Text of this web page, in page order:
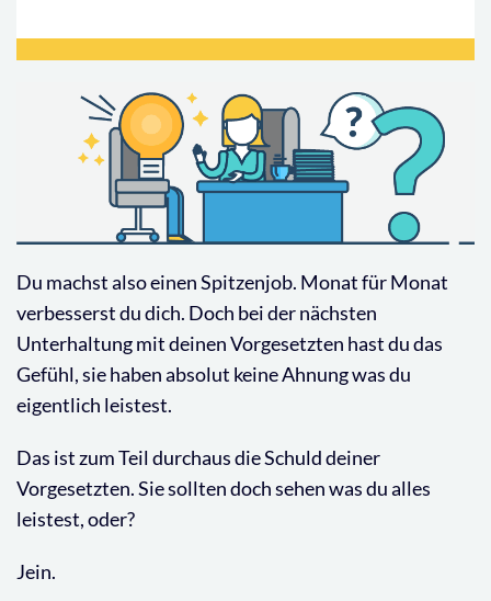
Du machst also einen Spitzenjob. Monat für Monat
verbesserst du dich. Doch bei der nächsten
Unterhaltung mit deinen Vorgesetzten hast du das
Gefühl, sie haben absolut keine Ahnung was du
eigentlich leistest.
Das ist zum Teil durchaus die Schuld deiner
Vorgesetzten. Sie sollten doch sehen was du alles
leistest, oder?
Jein.